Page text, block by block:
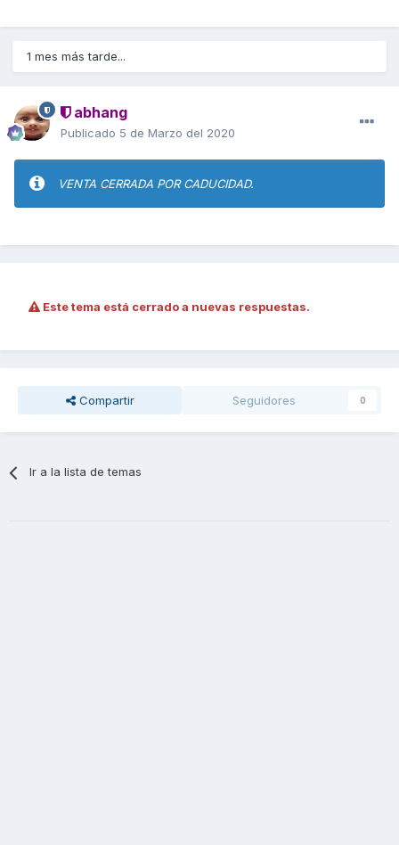
1 mes más tarde...
abhang
Publicado 5 de Marzo del 2020
VENTA CERRADA POR CADUCIDAD.
Este tema está cerrado a nuevas respuestas.
Compartir Seguidores 0
Ir a la lista de temas